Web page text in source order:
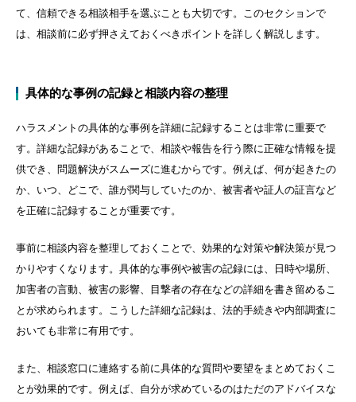
て、信頼できる相談相手を選ぶことも大切です。このセクションで
は、相談前に必ず押さえておくべきポイントを詳しく解説します。
具体的な事例の記録と相談内容の整理
ハラスメントの具体的な事例を詳細に記録することは非常に重要で
す。詳細な記録があることで、相談や報告を行う際に正確な情報を提
供でき、問題解決がスムーズに進むからです。例えば、何が起きたの
か、いつ、どこで、誰が関与していたのか、被害者や証人の証言など
を正確に記録することが重要です。
事前に相談内容を整理しておくことで、効果的な対策や解決策が見つ
かりやすくなります。具体的な事例や被害の記録には、日時や場所、
加害者の言動、被害の影響、目撃者の存在などの詳細を書き留めるこ
とが求められます。こうした詳細な記録は、法的手続きや内部調査に
おいても非常に有用です。
また、相談窓口に連絡する前に具体的な質問や要望をまとめておくこ
とが効果的です。例えば、自分が求めているのはただのアドバイスな